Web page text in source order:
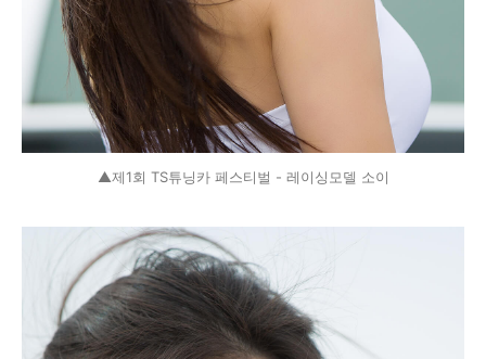
▲제1회 TS튜닝카 페스티벌 - 레이싱모델 소이